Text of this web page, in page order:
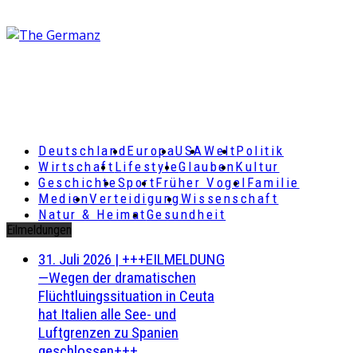
DeutschlandEuropaUSAWeltPolitik
Wirtschaft LifestyleGlaubenKultur
GeschichteSportFrüher Vogel Familie
MedienVerteidigungWissenschaft
Natur & HeimatGesundheit
Eilmeldungen
31. Juli 2026 | +++EILMELDUNG
—Wegen der dramatischen
Flüchtluingssituation in Ceuta
hat Italien alle See- und
Luftgrenzen zu Spanien